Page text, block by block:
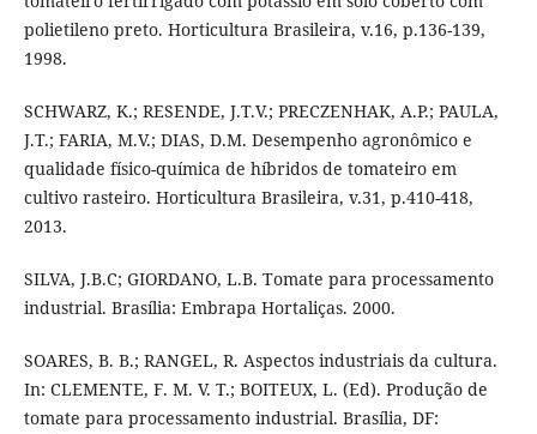
polietileno preto. Horticultura Brasileira, v.16, p.136-139,
1998.
SCHWARZ, K.; RESENDE, J.T.V.; PRECZENHAK, A.P.; PAULA,
J.T.; FARIA, M.V.; DIAS, D.M. Desempenho agronômico e
qualidade físico-química de híbridos de tomateiro em
cultivo rasteiro. Horticultura Brasileira, v.31, p.410-418,
2013.
SILVA, J.B.C; GIORDANO, L.B. Tomate para processamento
industrial. Brasília: Embrapa Hortaliças. 2000.
SOARES, B. B.; RANGEL, R. Aspectos industriais da cultura.
In: CLEMENTE, F. M. V. T.; BOITEUX, L. (Ed). Produção de
tomate para processamento industrial. Brasília, DF: